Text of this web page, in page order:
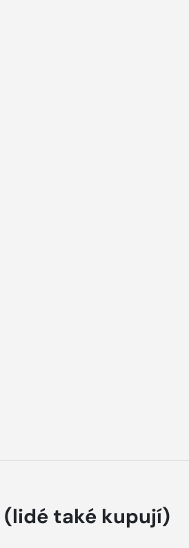
(lidé také kupují)